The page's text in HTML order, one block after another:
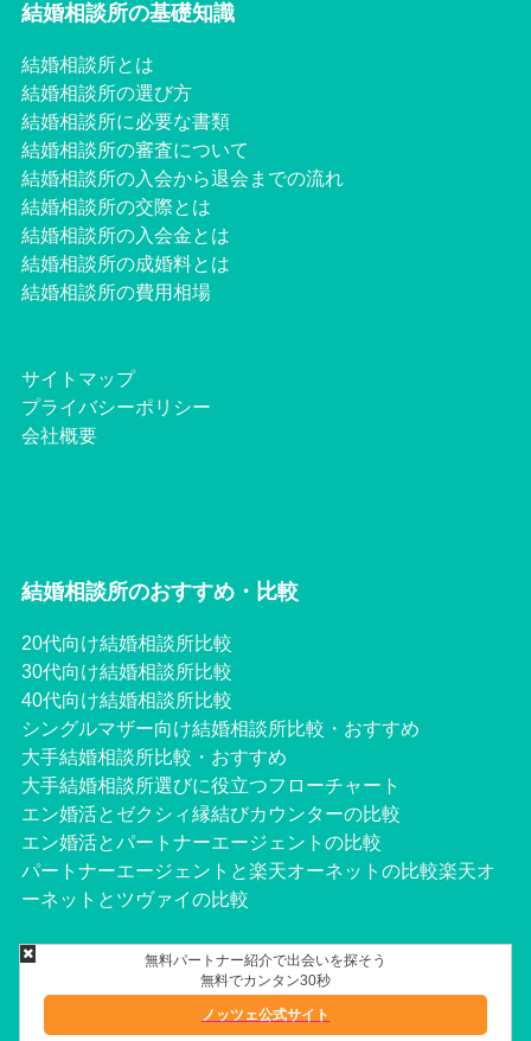
無料パートナー紹介で出会いを探そう
無料でカンタン30秒
ノッツェ公式サイト
結婚相談所の基礎知識
結婚相談所とは
結婚相談所の選び方
結婚相談所に必要な書類
結婚相談所の審査について
結婚相談所の入会から退会までの流れ
結婚相談所の交際とは
結婚相談所の入会金とは
結婚相談所の成婚料とは
結婚相談所の費用相場
サイトマップ
プライバシーポリシー
会社概要
結婚相談所のおすすめ・比較
20代向け結婚相談所比較
30代向け結婚相談所比較
40代向け結婚相談所比較
シングルマザー向け結婚相談所比較・おすすめ
大手結婚相談所比較・おすすめ
大手結婚相談所選びに役立つフローチャート
エン婚活とゼクシィ縁結びカウンターの比較
エン婚活とパートナーエージェントの比較
パー トナーエージェントと楽天オーネットの比較楽天オ
ーネットとツヴァイの比較
Marriage Consultant .All Rights Reserved.